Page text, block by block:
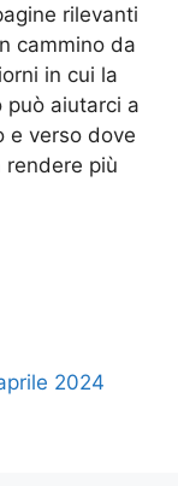
rilevanti
cammino da
in cui la
può aiutarci a
e verso dove
più
2024